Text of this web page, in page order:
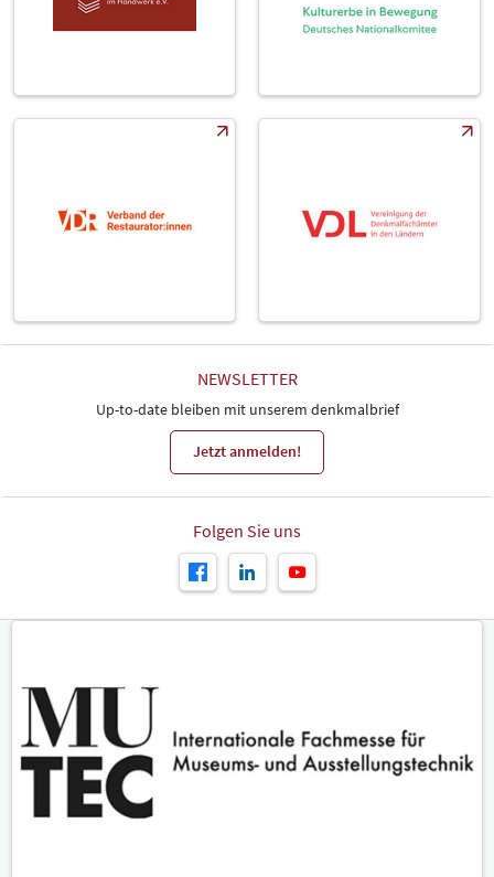
NEWSLETTER
Up-to-date bleiben mit unserem denkmalbrief
Jetzt anmelden!
Folgen Sie uns